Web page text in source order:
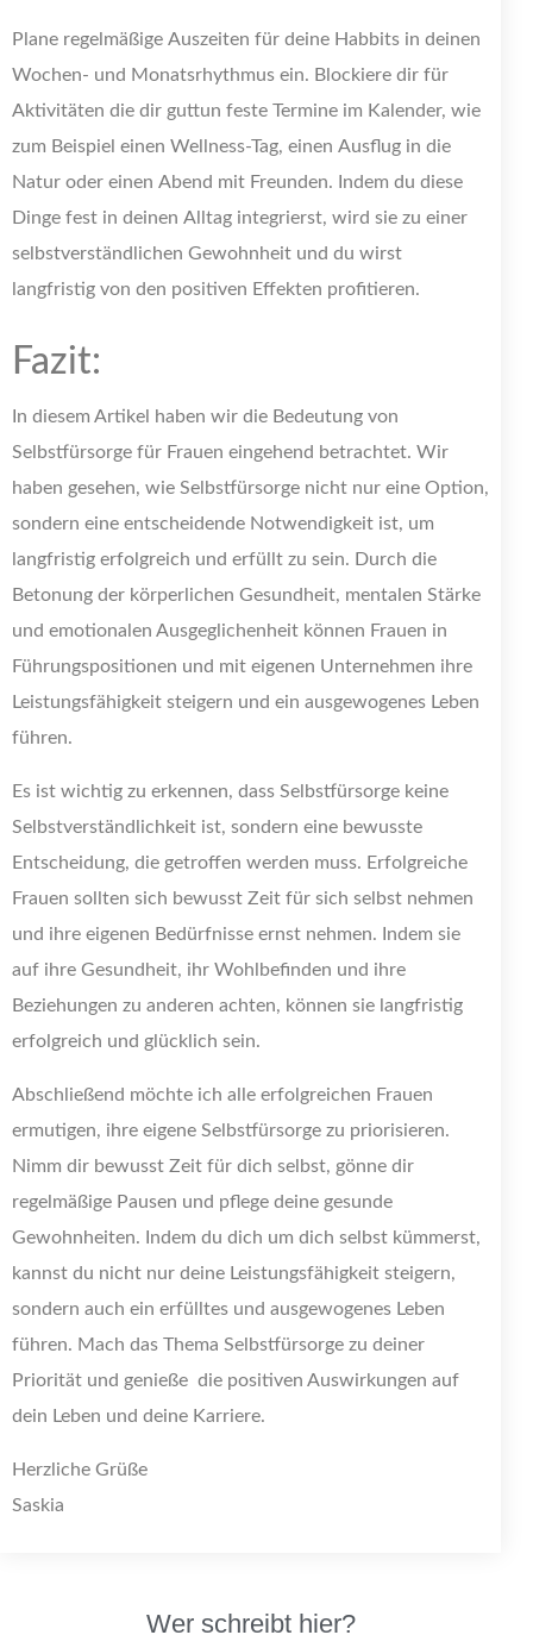
Plane regelmäßige Auszeiten für deine Habbits in deinen
Wochen- und Monatsrhythmus ein. Blockiere dir für
Aktivitäten die dir guttun feste Termine im Kalender, wie
zum Beispiel einen Wellness-Tag, einen Ausflug in die
Natur oder einen Abend mit Freunden. Indem du diese
Dinge fest in deinen Alltag integrierst, wird sie zu einer
selbstverständlichen Gewohnheit und du wirst
langfristig von den positiven Effekten profitieren.
Fazit:
In diesem Artikel haben wir die Bedeutung von
Selbstfürsorge für Frauen eingehend betrachtet. Wir
haben gesehen, wie Selbstfürsorge nicht nur eine Option,
sondern eine entscheidende Notwendigkeit ist, um
langfristig erfolgreich und erfüllt zu sein. Durch die
Betonung der körperlichen Gesundheit, mentalen Stärke
und emotionalen Ausgeglichenheit können Frauen in
Führungspositionen und mit eigenen Unternehmen ihre
Leistungsfähigkeit steigern und ein ausgewogenes Leben
führen.
Es ist wichtig zu erkennen, dass Selbstfürsorge keine
Selbstverständlichkeit ist, sondern eine bewusste
Entscheidung, die getroffen werden muss. Erfolgreiche
Frauen sollten sich bewusst Zeit für sich selbst nehmen
und ihre eigenen Bedürfnisse ernst nehmen. Indem sie
auf ihre Gesundheit, ihr Wohlbefinden und ihre
Beziehungen zu anderen achten, können sie langfristig
erfolgreich und glücklich sein.
Abschließend möchte ich alle erfolgreichen Frauen
ermutigen, ihre eigene Selbstfürsorge zu priorisieren.
Nimm dir bewusst Zeit für dich selbst, gönne dir
regelmäßige Pausen und pflege deine gesunde
Gewohnheiten. Indem du dich um dich selbst kümmerst,
kannst du nicht nur deine Leistungsfähigkeit steigern,
sondern auch ein erfülltes und ausgewogenes Leben
führen. Mach das Thema Selbstfürsorge zu deiner
Priorität und genieße die positiven Auswirkungen auf
dein Leben und deine Karriere.
Herzliche Grüße
Saskia
Wer schreibt hier?